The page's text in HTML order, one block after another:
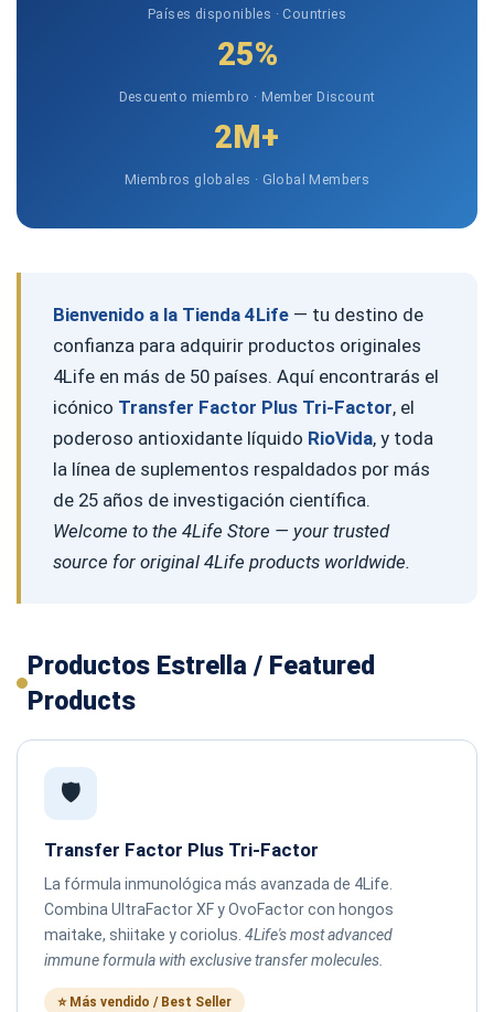
Países disponibles · Countries
25%
Descuento miembro · Member Discount
2M+
Miembros globales · Global Members
Bienvenido a la Tienda 4Life— tu destino de
confianza para adquirir productos originales
4Life en más de 50 países. Aquí encontrarás el
icónico Transfer Factor Plus Tri-Factor, el
poderoso antioxidante líquido RioVida, y toda
la línea de suplementos respaldados por más
de 25 años de investigación científica.
Welcome to the 4Life Store — your trusted
source for original 4Life products worldwide.
Productos Estrella / Featured
Products
🛡️
Transfer Factor Plus Tri-Factor
La fórmula inmunológica más avanzada de 4Life.
Combina UltraFactor XF y OvoFactor con hongos
maitake, shiitake y coriolus. 4Life's most advanced
immune formula with exclusive transfer molecules.
⭐ Más vendido / Best Seller